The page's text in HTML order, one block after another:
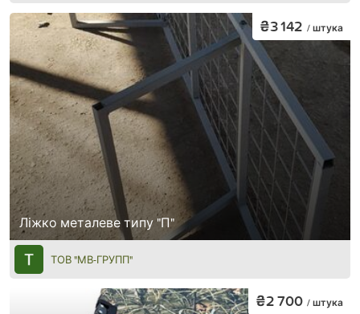
Ліжко металеве типу "П"
₴3 142 / штука
ТОВ "МВ-ГРУПП"
₴2 700 / штука